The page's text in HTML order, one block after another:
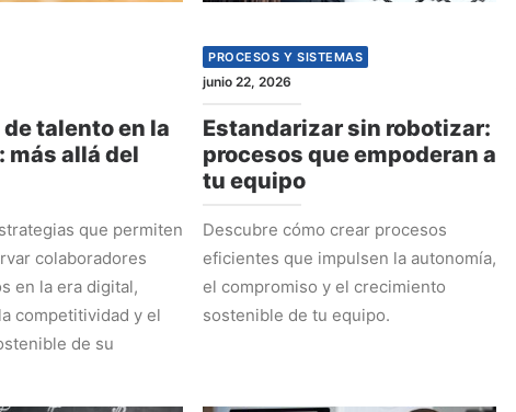
talento en la
más allá del
que permiten
colaboradores
en la era digital,
competitividad y el
de su
PROCESOS Y SISTEMAS
junio 22, 2026
Estandarizar sin robotizar:
procesos que empoderan a
tu equipo
Descubre cómo crear procesos
eficientes que impulsen la autonomía,
el compromiso y el crecimiento
sostenible de tu equipo.